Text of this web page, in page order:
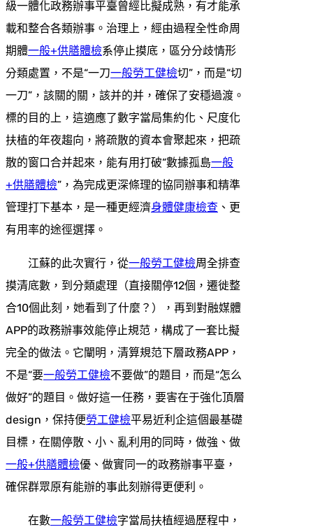
級一體化政務辦事平臺曾經比擬成熟，有才能承
載和整合各類辦事。治理上，經由過程全性命周
期體一般+供膳體檢系停止摸底，區分分歧情形
分類處置，不是“一刀一般勞工健檢切”，而是“切
一刀”，該關的關，該并的并，確保了安穩過渡。
標的目的上，這適應了數字當局集約化、尺度化
扶植的年夜趨向，將疏散的資本會聚起來，把疏
散的窗口合并起來，能有用打破“數據孤島一般
+供膳體檢”，為完成更深條理的協同辦事和精準
管理打下基本，是一種更經濟身體健康檢查 、更
有用率的途徑選擇。
江蘇的此次實行，從一般勞工健檢周全排查
摸清底數，到分類處理（直接關停12個，遷徙整
合10個此刻，她看到了什麼？），再到對融媒體
APP的政務辦事效能停止規范，構成了一套比擬
完全的做法。它闡明，清算規范下層政務APP，
不是“要一般勞工健檢不要做”的題目，而是“怎么
做好”的題目。做好這一任務，要害在于強化頂層
design，保持便勞工健檢平易近利企這個最基礎
目標，在關停散、小、亂利用的同時，做強、做
一般+供膳體檢優、做實同一的政務辦事平臺，
確保群眾原有能辦的事此刻辦得更便利。
在數一般勞工健檢字當局扶植經過歷程中，